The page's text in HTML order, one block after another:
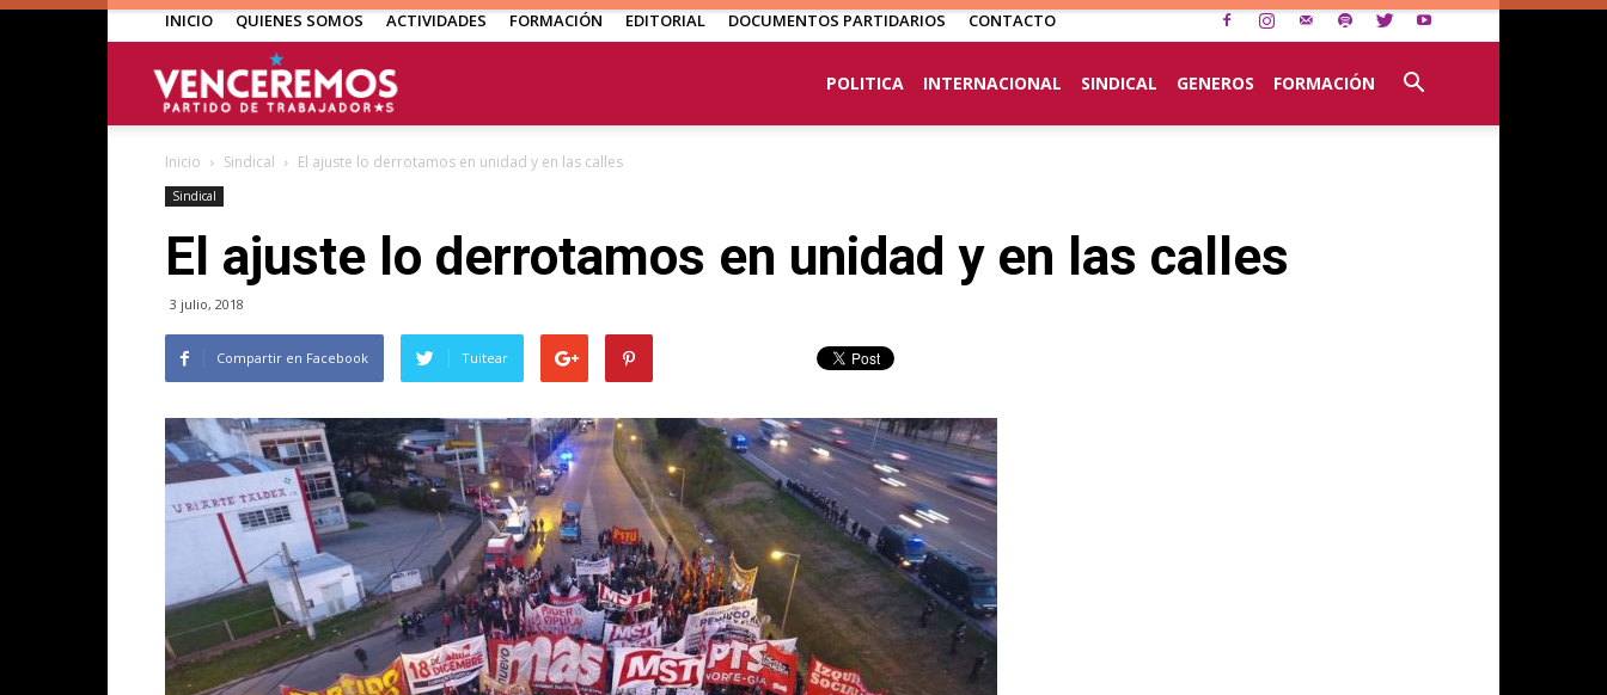
INICIO QUIENES SOMOS ACTIVIDADES FORMACIÓN EDITORIAL DOCUMENTOS PARTIDARIOS CONTACTO
POLITICA INTERNACIONAL SINDICAL GENEROS FORMACIÓN
Inicio Sindical El ajuste lo derrotamos en unidad y en las calles
Sindical
El ajuste lo derrotamos en unidad y en las calles
3 julio, 2018
Compartir en Facebook Tuitear